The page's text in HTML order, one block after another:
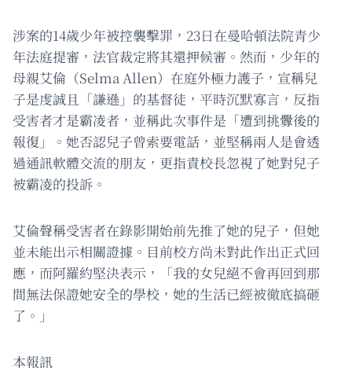
涉案的14歲少年被控襲擊罪，23日在曼哈頓法院青少
年法庭提審，法官裁定將其還押候審。然而，少年的
母親艾倫（Selma Allen）在庭外極力護子，宣稱兒
子是虔誠且「謙遜」的基督徒，平時沉默寡言，反指
受害者才是霸凌者，並稱此次事件是「遭到挑釁後的
報復」。她否認兒子曾索要電話，並堅稱兩人是會透
過通訊軟體交流的朋友，更指責校長忽視了她對兒子
被霸凌的投訴。
艾倫聲稱受害者在錄影開始前先推了她的兒子，但她
並未能出示相關證據。目前校方尚未對此作出正式回
應，而阿羅約堅決表示，「我的女兒絕不會再回到那
間無法保證她安全的學校，她的生活已經被徹底搞砸
了。」
本報訊